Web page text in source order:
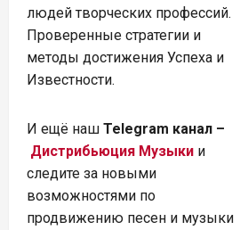
людей творческих профессий.
Проверенные стратегии и
методы достижения Успеха и
Известности.
И ещё наш Telegram канал –
Дистрибьюция Музыки и
следите за новыми
возможностями по
продвижению песен и музыки